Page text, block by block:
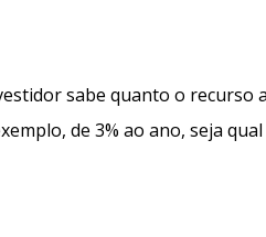
sabe quanto o recurso
de 3% ao ano, seja